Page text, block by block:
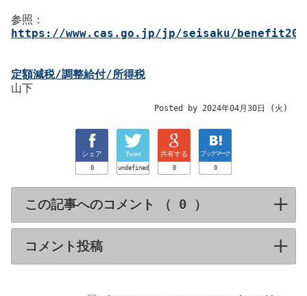
参照：
https://www.cas.go.jp/jp/seisaku/
定額減税/調整給付/所得税
山下
Posted by 2024年04月30日 (火)
シェア
0
Tweet
undefined
共有する
0
ブックマーク
0
この記事へのコメント （ ） click to
コメント投稿click to expand contents